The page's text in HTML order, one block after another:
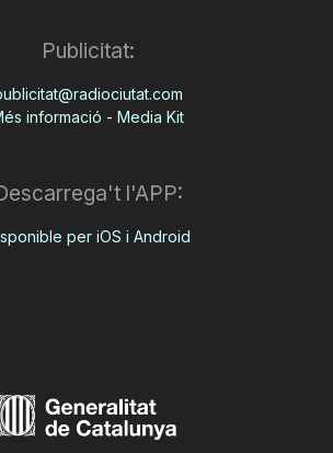
Publicitat:
informació - Media Kit
l'APP:
per iOS i Android